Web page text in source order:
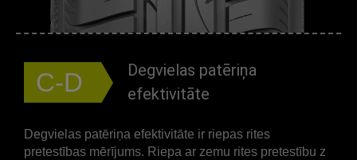
C-D
Degvielas patēriņa
efektivitāte
Degvielas patēriņa efektivitāte ir riepas rites
pretestības mērījums. Riepa ar zemu rites pretestību z